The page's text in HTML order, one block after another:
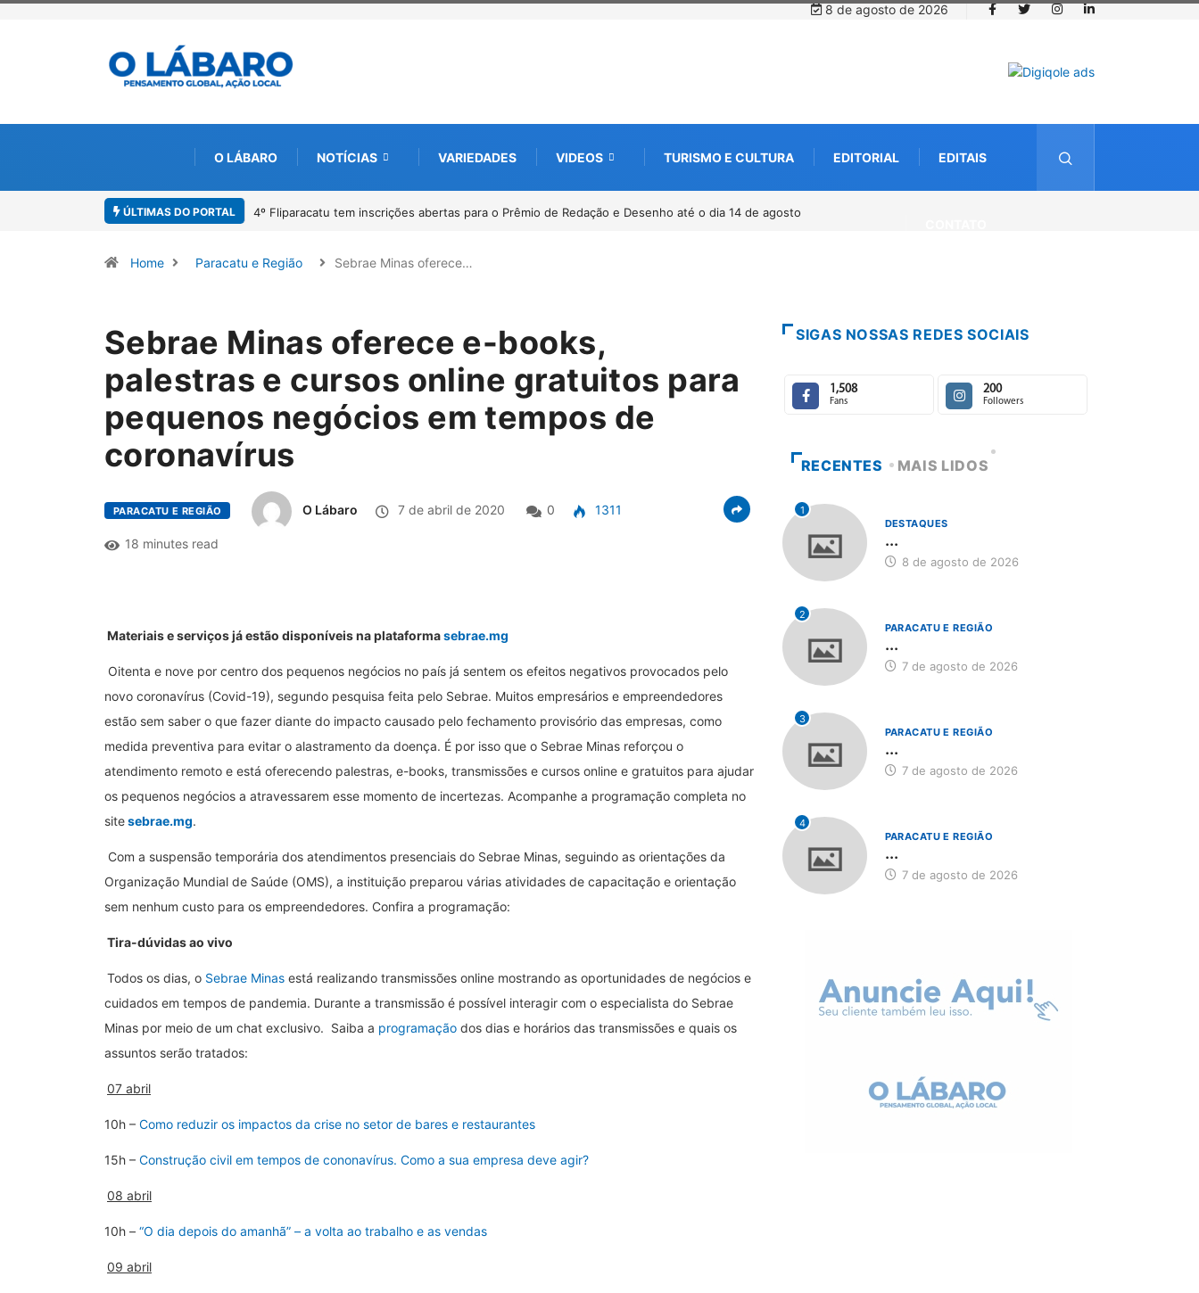
8 de agosto de 2026
O LÁBARO NOTÍCIAS VARIEDADES VIDEOS TURISMO E CULTURA EDITORIAL EDITAIS
ÚLTIMAS DO PORTAL Paracatu caminha pelos 20 anos da Lei Maria da Penha
Home Paracatu e Região Sebrae Minas oferece…
Sebrae Minas oferece e-books,
palestras e cursos online gratuitos para
pequenos negócios em tempos de
coronavírus
PARACATU E REGIÃO O Lábaro 7 de abril de 2020 0 1311
18 minutes read
Materiais e serviços já estão disponíveis na plataformasebrae.mg
Oitenta e nove por centro dos pequenos negócios no país já sentem os efeitos negativos provocados pelo
novo coronavírus (Covid-19), segundo pesquisa feita pelo Sebrae. Muitos empresários e empreendedores
estão sem saber o que fazer diante do impacto causado pelo fechamento provisório das empresas, como
medida preventiva para evitar o alastramento da doença. É por isso que o Sebrae Minas reforçou o
atendimento remoto e está oferecendo palestras, e-books, transmissões e cursos online e gratuitos para ajudar
os pequenos negócios a atravessarem esse momento de incertezas. Acompanhe a programação completa no
sitesebrae.mg.
Com a suspensão temporária dos atendimentos presenciais do Sebrae Minas, seguindo as orientações da
Organização Mundial de Saúde (OMS), a instituição preparou várias atividades de capacitação e orientação
sem nenhum custo para os empreendedores. Confira a programação:
Tira-dúvidas ao vivo
Todos os dias, o Sebrae Minas está realizando transmissões online mostrando as oportunidades de negócios e
cuidados em tempos de pandemia. Durante a transmissão é possível interagir com o especialista do Sebrae
Minas por meio de um chat exclusivo. Saiba a programação dos dias e horários das transmissões e quais os
assuntos serão tratados:
07 abril
10h – Como reduzir os impactos da crise no setor de bares e restaurantes
15h – Construção civil em tempos de cononavírus. Como a sua empresa deve agir?
08 abril
10h – “O dia depois do amanhã” – a volta ao trabalho e as vendas
09 abril
SIGAS NOSSAS REDES SOCIAIS
1,508
Fans
200
Followers
RECENTES MAIS LIDOS
1
DESTAQUES
...
8 de agosto de 2026
2
PARACATU E REGIÃO
...
7 de agosto de 2026
3
PARACATU E REGIÃO
...
7 de agosto de 2026
4
PARACATU E REGIÃO
...
7 de agosto de 2026